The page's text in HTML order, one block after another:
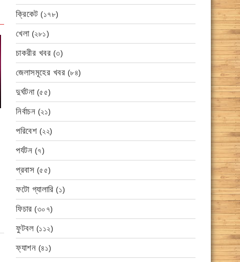
ক্রিকেট (১৭৮)
খেলা(২৮১)
চাকরীর খবর (৩)
জেলাসমূহের খবর (৮৪)
দুর্ঘটনা(৫৫)
নির্বাচন (২১)
পরিবেশ (২২)
পর্যটন (৭)
প্রবাস (৫৫)
ফটো গ্যালারি (১)
ফিচার (৩০৭)
ফুটবল (১১২)
ফ্যাশন (৪১)